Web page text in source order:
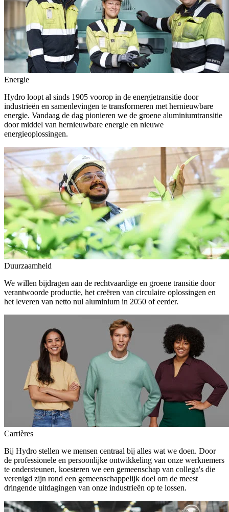
Energie
Hydro loopt al sinds 1905 voorop in de energietransitie door
industrieën en samenlevingen te transformeren met hernieuwbare
energie. Vandaag de dag pionieren we de groene aluminiumtransitie
door middel van hernieuwbare energie en nieuwe
energieoplossingen.
Duurzaamheid
We willen bijdragen aan de rechtvaardige en groene transitie door
verantwoorde productie, het creëren van circulaire oplossingen en
het leveren van netto nul aluminium in 2050 of eerder.
Carrières
Bij Hydro stellen we mensen centraal bij alles wat we doen. Door
de professionele en persoonlijke ontwikkeling van onze werknemers
te ondersteunen, koesteren we een gemeenschap van collega's die
verenigd zijn rond een gemeenschappelijk doel om de meest
dringende uitdagingen van onze industrieën op te lossen.